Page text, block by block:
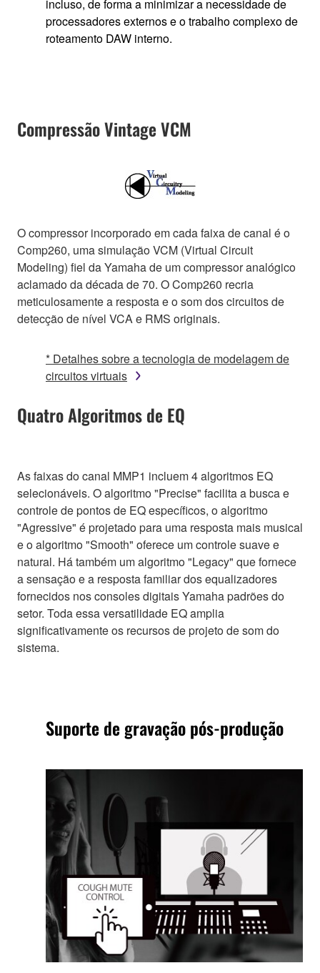
incluso, de forma a minimizar a necessidade de
processadores externos e o trabalho complexo de
roteamento DAW interno.
Compressão Vintage VCM
O compressor incorporado em cada faixa de canal é o
Comp260, uma simulação VCM (Virtual Circuit
Modeling) fiel da Yamaha de um compressor analógico
aclamado da década de 70. O Comp260 recria
meticulosamente a resposta e o som dos circuitos de
detecção de nível VCA e RMS originais.
* Detalhes sobre a tecnologia de modelagem de
circuitos virtuais
Quatro Algoritmos de EQ
As faixas do canal MMP1 incluem 4 algoritmos EQ
selecionáveis. O algoritmo "Precise" facilita a busca e
controle de pontos de EQ específicos, o algoritmo
"Agressive" é projetado para uma resposta mais musical
e o algoritmo "Smooth" oferece um controle suave e
natural. Há também um algoritmo "Legacy" que fornece
a sensação e a resposta familiar dos equalizadores
fornecidos nos consoles digitais Yamaha padrões do
setor. Toda essa versatilidade EQ amplia
significativamente os recursos de projeto de som do
sistema.
Suporte de gravação pós-produção